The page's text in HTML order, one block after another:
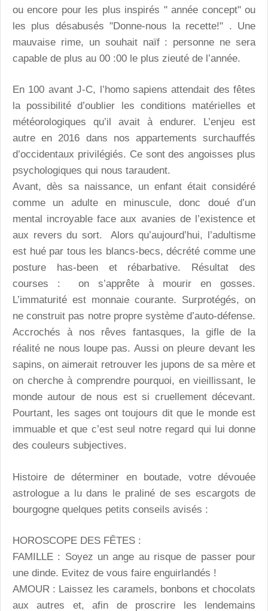
ou encore pour les plus inspirés " année concept" ou
les plus désabusés "Donne-nous la recette!" . Une
mauvaise rime, un souhait naïf : personne ne sera
capable de plus au 00 :00 le plus zieuté de l’année.
En 100 avant J-C, l’homo sapiens attendait des fêtes
la possibilité d’oublier les conditions matérielles et
météorologiques qu’il avait à endurer. L’enjeu est
autre en 2016 dans nos appartements surchauffés
d’occidentaux privilégiés. Ce sont des angoisses plus
psychologiques qui nous taraudent.
Avant, dès sa naissance, un enfant était considéré
comme un adulte en minuscule, donc doué d’un
mental incroyable face aux avanies de l’existence et
aux revers du sort. Alors qu’aujourd’hui, l’adultisme
est hué par tous les blancs-becs, décrété comme une
posture has-been et rébarbative. Résultat des
courses : on s’apprête à mourir en gosses.
L’immaturité est monnaie courante. Surprotégés, on
ne construit pas notre propre système d’auto-défense.
Accrochés à nos rêves fantasques, la gifle de la
réalité ne nous loupe pas. Aussi on pleure devant les
sapins, on aimerait retrouver les jupons de sa mère et
on cherche à comprendre pourquoi, en vieillissant, le
monde autour de nous est si cruellement décevant.
Pourtant, les sages ont toujours dit que le monde est
immuable et que c’est seul notre regard qui lui donne
des couleurs subjectives.
Histoire de déterminer en boutade, votre dévouée
astrologue a lu dans le praliné de ses escargots de
bourgogne quelques petits conseils avisés :
HOROSCOPE DES FÊTES :
FAMILLE : Soyez un ange au risque de passer pour
une dinde. Evitez de vous faire enguirlandés !
AMOUR : Laissez les caramels, bonbons et chocolats
aux autres et, afin de proscrire les lendemains